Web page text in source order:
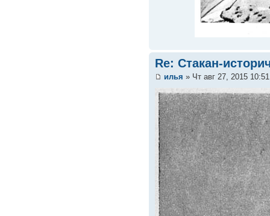
Re: Стакан-
илья » Чт авг 27, 2015